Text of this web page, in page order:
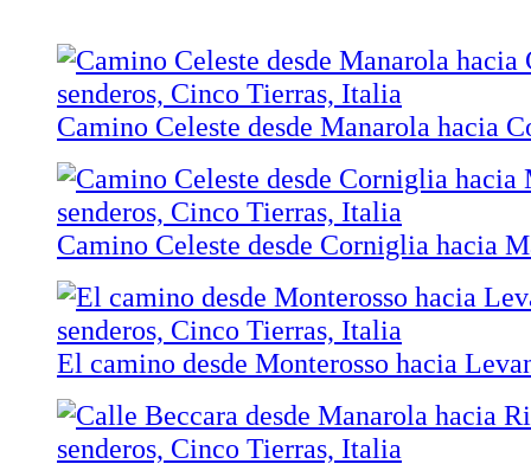
Camino Celeste desde Manarola hacia
Camino Celeste desde Corniglia hacia
El camino desde Monterosso hacia